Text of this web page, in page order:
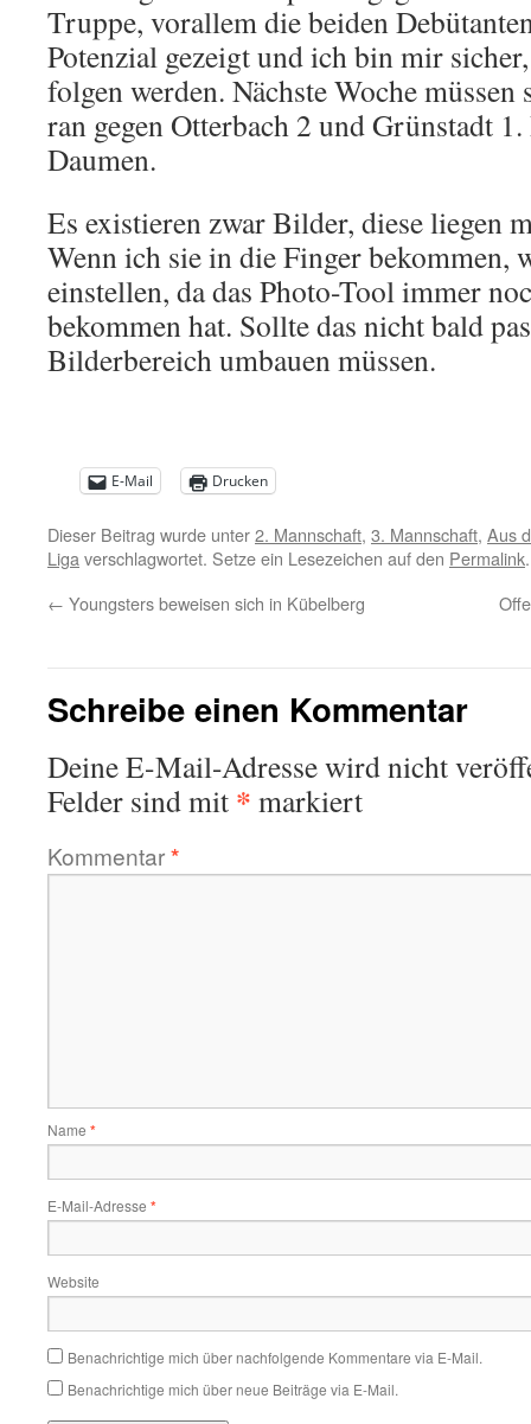
Truppe, vorallem die beiden
Potenzial gezeigt und ich bin mir
folgen werden. Nächste Woche
ran gegen Otterbach 2 und Grünstadt
Daumen.
Es existieren zwar Bilder, diese liegen
Wenn ich sie in die Finger bekommen,
einstellen, da das Photo-Tool immer
bekommen hat. Sollte das nicht bald
Bilderbereich umbauen müssen.
E-Mail Drucken
Dieser Beitrag wurde unter2. Mannschaft, 3. Mannschaft, Aus
Liga verschlagwortet. Setze ein Lesezeichen auf den Permalink.
← Youngsters beweisen sich in Kübelberg
Schreibe einen Kommentar
Deine E-Mail-Adresse wird nicht
Felder sind mit * markiert
Kommentar*
Name *
E-Mail-Adresse *
Website
Benachrichtige mich über nachfolgende Kommentare via E-Mail.
Benachrichtige mich über neue Beiträge via E-Mail.